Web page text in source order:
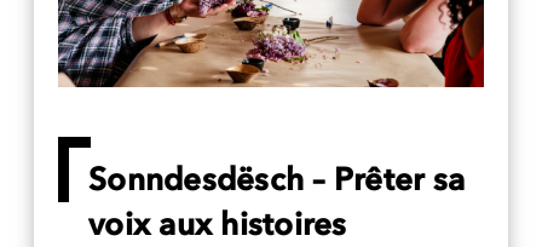
Sonndesdësch – Prêter sa
voix aux histoires